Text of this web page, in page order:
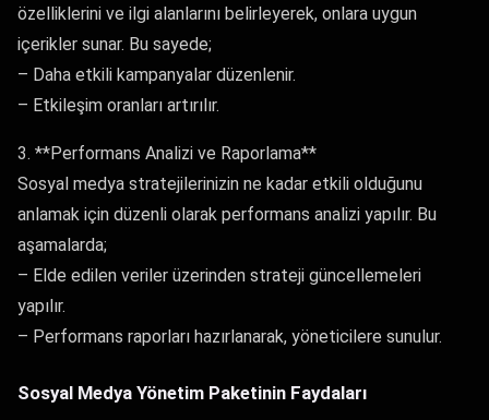
özelliklerini ve ilgi alanlarını belirleyerek, onlara uygun
içerikler sunar. Bu sayede;
– Daha etkili kampanyalar düzenlenir.
– Etkileşim oranları artırılır.
3. **Performans Analizi ve Raporlama**
Sosyal medya stratejilerinizin ne kadar etkili olduğunu
anlamak için düzenli olarak performans analizi yapılır. Bu
aşamalarda;
– Elde edilen veriler üzerinden strateji güncellemeleri
yapılır.
– Performans raporları hazırlanarak, yöneticilere sunulur.
Sosyal Medya Yönetim Paketinin Faydaları